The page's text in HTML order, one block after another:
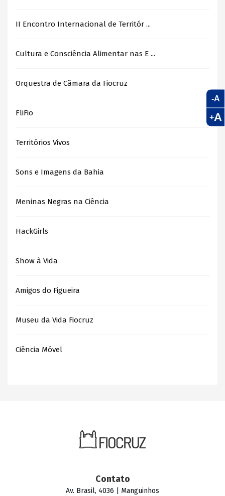
II Encontro Internacional de Territór ...
Cultura e Consciência Alimentar nas E ...
Orquestra de Câmara da Fiocruz
FliFio
Territórios Vivos
Sons e Imagens da Bahia
Meninas Negras na Ciência
HackGirls
Show à Vida
Amigos do Figueira
Museu da Vida Fiocruz
Ciência Móvel
Contato
Av. Brasil, 4036 | Manguinhos
-A
+A